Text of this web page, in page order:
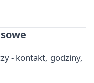
- kontakt, godziny,